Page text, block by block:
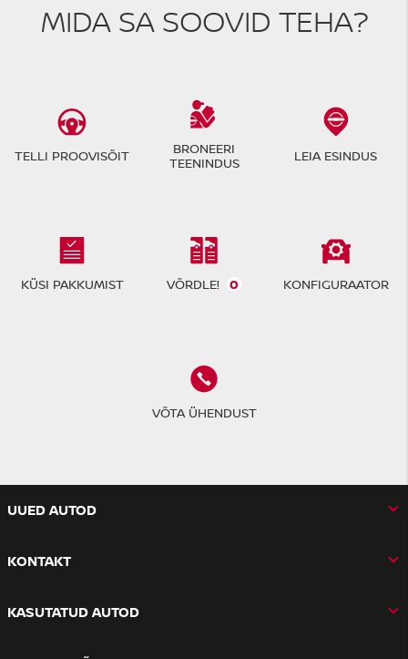
MIDA SA SOOVID TEHA?
TELLI PROOVISÕIT
BRONEERI
TEENINDUS
LEIA ESINDUS
KÜSI PAKKUMIST VÕRDLE! 0 KONFIGURAATOR
VÕTA ÜHENDUST
UUED AUTOD
KONTAKT
KASUTATUD AUTOD